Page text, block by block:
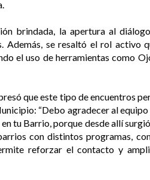
brindada, la apertura al
Además, se resaltó el rol activo
el uso de herramientas como
que este tipo de encuentros
“Debo agradecer al equipo
tu Barrio, porque desde allí
con distintos programas,
reforzar el contacto y